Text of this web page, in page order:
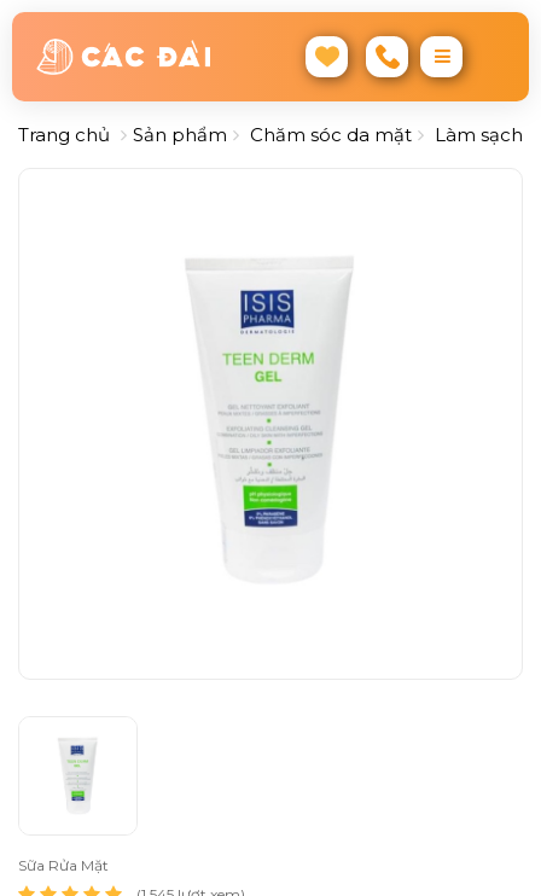
Trang chủ Sản phẩm Chăm sóc da mặt Làm sạch
Sữa Rửa Mặt